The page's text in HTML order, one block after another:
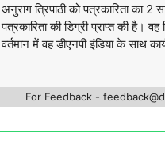
अनुराग त्रिपाठी को पत्रकारिता का
पत्रकारिता की डिग्री प्राप्त की है।
वर्तमान में वह डीएनपी इंडिया के साथ
For Feedback -